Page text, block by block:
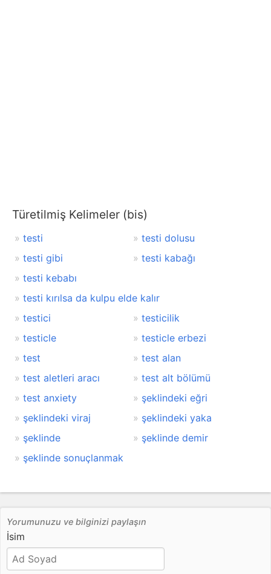
Türetilmiş Kelimeler (bis)
testi
testi dolusu
testi gibi
testi kabağı
testi kebabı
testi kırılsa da kulpu elde kalır
testici
testicilik
testicle
testicle erbezi
test
test alan
test aletleri aracı
test alt bölümü
test anxiety
şeklindeki eğri
şeklindeki viraj
şeklindeki yaka
şeklinde
şeklinde demir
şeklinde sonuçlanmak
Yorumunuzu ve bilginizi paylaşın
İsim